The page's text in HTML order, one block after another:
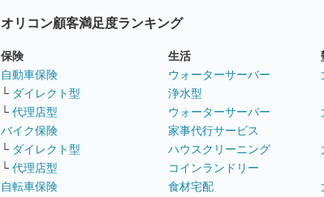
オリコン顧客満足度ランキング
保険
自動車保険
└ ダイレクト型
└ 代理店型
バイク保険
└ ダイレクト型
└ 代理店型
自転車保険
生活
ウォーターサーバー
浄水型
ウォーターサーバー
家事代行サービス
ハウスクリーニング
コインランドリー
食材宅配